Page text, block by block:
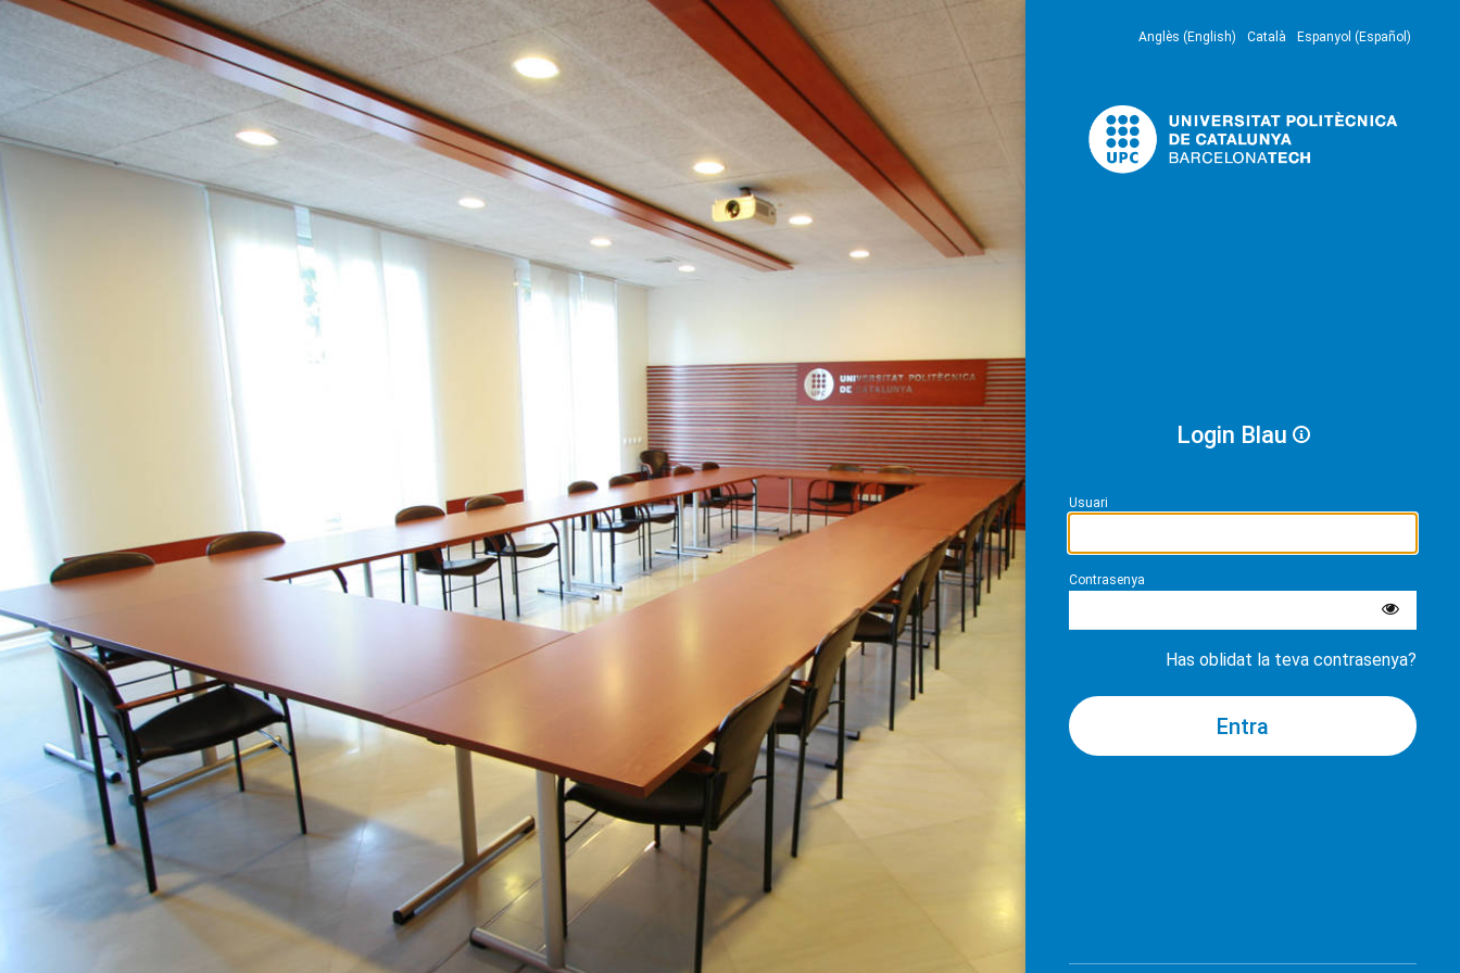
Anglès (English) Català Espanyol (Español)
Login Blau
Usuari
Contrasenya
Has oblidat la teva contrasenya?